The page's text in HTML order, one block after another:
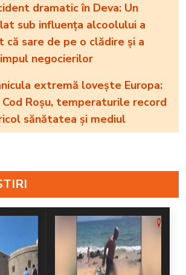
dramatic în Deva: Un
sub influența alcoolului a
că sare de pe o clădire și a
negocierilor
extremă lovește Europa:
Roșu, temperaturile record
sănătatea și mediul